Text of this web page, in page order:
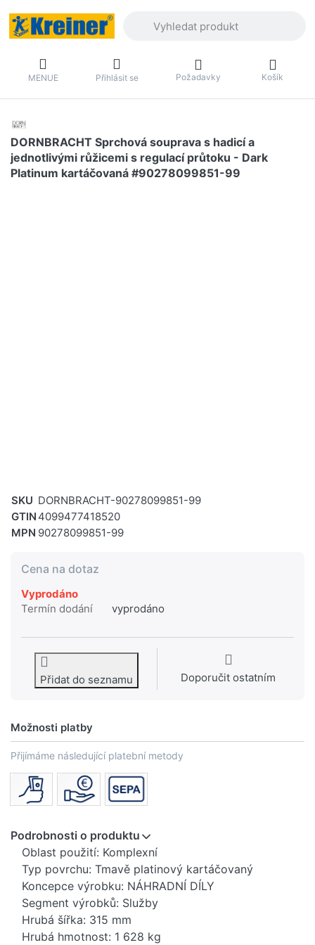
MENUE Přihlásit se Požadavky Košík
DORNBRACHT Sprchová souprava s hadicí a
jednotlivými růžicemi s regulací průtoku - Dark
Platinum kartáčovaná #90278099851-99
SKU DORNBRACHT-90278099851-99
GTIN 4099477418520
MPN 90278099851-99
Cena na dotaz
Vyprodáno
Termín dodání
vyprodáno
Přidat do seznamu Doporučit ostatním
Možnosti platby
Přijímáme následující platební metody
Podrobnosti o produktu
Oblast použití: Komplexní
Typ povrchu: Tmavě platinový kartáčovaný
Koncepce výrobku: NÁHRADNÍ DÍLY
Segment výrobků: Služby
Hrubá šířka: 315 mm
Hrubá hmotnost: 1 628 kg